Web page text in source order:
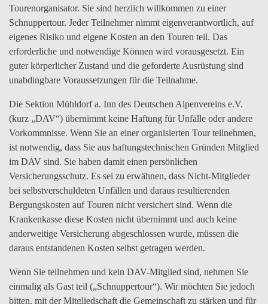
Tourenorganisator. Sie sind herzlich willkommen zu einer
Schnuppertour. Jeder Teilnehmer nimmt eigenverantwortlich, auf
eigenes Risiko und eigene Kosten an den Touren teil. Das
erforderliche und notwendige Können wird vorausgesetzt. Ein
guter körperlicher Zustand und die geforderte Ausrüstung sind
unabdingbare Voraussetzungen für die Teilnahme.
Die Sektion Mühldorf a. Inn des Deutschen Alpenvereins e.V.
(kurz „DAV“) übernimmt keine Haftung für Unfälle oder andere
Vorkommnisse. Wenn Sie an einer organisierten Tour teilnehmen,
ist notwendig, dass Sie aus haftungstechnischen Gründen Mitglied
im DAV sind. Sie haben damit einen persönlichen
Versicherungsschutz. Es sei zu erwähnen, dass Nicht-Mitglieder
bei selbstverschuldeten Unfällen und daraus resultierenden
Bergungskosten auf Touren nicht versichert sind. Wenn die
Krankenkasse diese Kosten nicht übernimmt und auch keine
anderweitige Versicherung abgeschlossen wurde, müssen die
daraus entstandenen Kosten selbst getragen werden.
Wenn Sie teilnehmen und kein DAV-Mitglied sind, nehmen Sie
einmalig als Gast teil („Schnuppertour“). Wir möchten Sie jedoch
bitten, mit der Mitgliedschaft die Gemeinschaft zu stärken und für